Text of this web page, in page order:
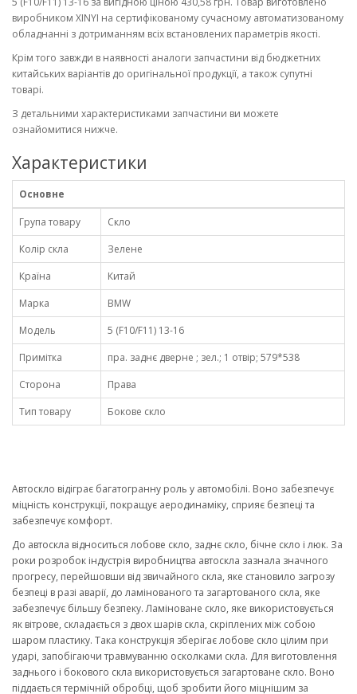
виробником XINYI на сертифікованому сучасному автоматизованому
обладнанні з дотриманням всіх встановлених параметрів якості.
Крім того завжди в наявності аналоги запчастини від бюджетних
китайських варіантів до оригінальної продукції, а також супутні
товарі.
З детальними характеристиками запчастини ви можете
ознайомитися нижче.
Характеристики
Основне
Група товару
Скло
Колір скла
Зелене
Країна
Китай
Марка
BMW
Модель
5 (F10/F11) 13-16
Примітка
пра. заднє дверне ; зел.; 1 отвір; 579*538
Сторона
Права
Тип товару
Бокове скло
Автоскло відіграє багатогранну роль у автомобілі. Воно забезпечує
міцність конструкції, покращує аеродинаміку, сприяє безпеці та
забезпечує комфорт.
До автоскла відноситься лобове скло, заднє скло, бічне скло і люк. За
роки розробок індустрія виробництва автоскла зазнала значного
прогресу, перейшовши від звичайного скла, яке становило загрозу
безпеці в разі аварії, до ламінованого та загартованого скла, яке
забезпечує більшу безпеку. Ламіноване скло, яке використовується
як вітрове, складається з двох шарів скла, скріплених між собою
шаром пластику. Така конструкція зберігає лобове скло цілим при
ударі, запобігаючи травмуванню осколками скла. Для виготовлення
заднього і бокового скла використовується загартоване скло. Воно
піддається термічній обробці, щоб зробити його міцнішим за